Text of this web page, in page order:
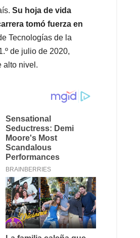
Su hoja de vida
tomó fuerza en
Tecnologías de la
de julio de 2020,
alto nivel.